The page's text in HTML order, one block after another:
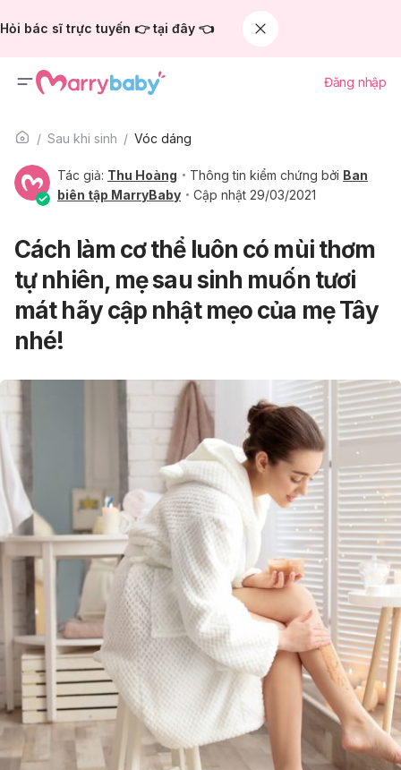
Hỏi bác sĩ trực tuyến 👉 tại đây 👈
Đăng nhập
Sau khi sinh Vóc dáng
Tác giả: Thu Hoàng Thông tin kiểm chứng bởi Ban
biên tập MarryBaby
Cập nhật 29/03/2021
Cách làm cơ thể luôn có mùi thơm
tự nhiên, mẹ sau sinh muốn tươi
mát hãy cập nhật mẹo của mẹ Tây
nhé!